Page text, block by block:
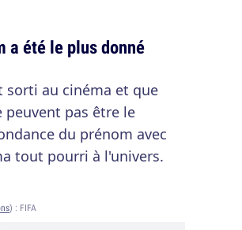
a été le plus donné
sorti au cinéma et que
peuvent pas être le
du prénom avec
tout pourri à l'univers.
) : FIFA